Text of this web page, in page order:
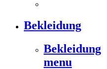
Bekleidung
Bekleidung
menu